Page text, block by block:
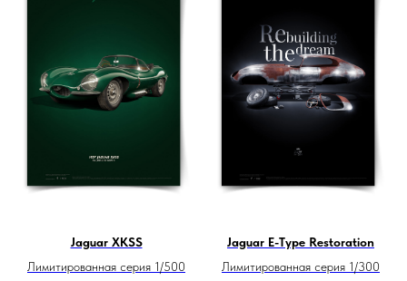
Jaguar XKSS
Лимитированная серия 1/500
Jaguar E-Type Restoration
Лимитированная серия 1/300